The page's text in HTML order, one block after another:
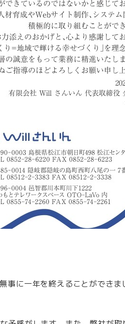
に一年を終えることができま